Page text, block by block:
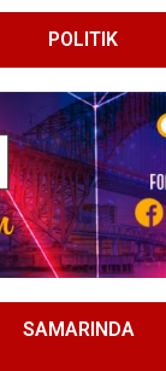
POLITIK
SAMARINDA